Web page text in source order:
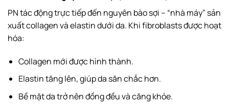
PN tác động trực tiếp đến nguyên bào sợi – “nhà máy” sản
xuất collagen và elastin dưới da. Khi fibroblasts được hoạt
hóa:
Collagen mới được hình thành.
Elastin tăng lên, giúp da săn chắc hơn.
Bề mặt da trở nên đồng đều và căng khỏe.